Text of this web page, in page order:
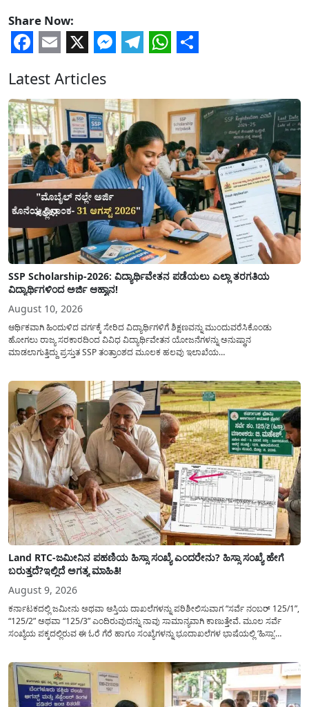
Share Now:
Latest Articles
SSP Scholarship-2026: ವಿದ್ಯಾರ್ಥಿವೇತನ ಪಡೆಯಲು ಎಲ್ಲಾ ತರಗತಿಯ
ವಿದ್ಯಾರ್ಥಿಗಳಿಂದ ಅರ್ಜಿ ಆಹ್ವಾನ!
August 10, 2026
ಆರ್ಥಿಕವಾಗಿ ಹಿಂದುಳಿದ ವರ್ಗಕ್ಕೆ ಸೇರಿದ ವಿದ್ಯಾರ್ಥಿಗಳಿಗೆ ಶಿಕ್ಷಣವನ್ನು ಮುಂದುವರೆಸಿಕೊಂಡು
ಹೋಗಲು ರಾಜ್ಯ ಸರಕಾರದಿಂದ ವಿವಿಧ ವಿದ್ಯಾರ್ಥಿವೇತನ ಯೋಜನೆಗಳನ್ನು ಅನುಷ್ಥಾನ
ಮಾಡಲಾಗುತ್ತಿದ್ದು ಪ್ರಸ್ತುತ SSP ತಂತ್ರಾಂಶದ ಮೂಲಕ ಹಲವು ಇಲಾಖೆಯ
ವಿದ್ಯಾರ್ಥಿವೇತನವನ್ನು(Scholarship Application) ಪಡೆಯಲು ವಿದ್ಯಾರ್ಥಿಗಳಿಗೆ ಅರ್ಜಿ ಸಲ್ಲಿಸಲು
ಸರಳ...
Land RTC-ಜಮೀನಿನ ಪಹಣಿಯ ಹಿಸ್ಸಾ ಸಂಖ್ಯೆ ಎಂದರೇನು? ಹಿಸ್ಸಾ ಸಂಖ್ಯೆ ಹೇಗೆ
ಬರುತ್ತದೆ?ಇಲ್ಲಿದೆ ಅಗತ್ಯ ಮಾಹಿತಿ!
August 9, 2026
ಕರ್ನಾಟಕದಲ್ಲಿ ಜಮೀನು ಅಥವಾ ಆಸ್ತಿಯ ದಾಖಲೆಗಳನ್ನು ಪರಿಶೀಲಿಸುವಾಗ “ಸರ್ವೆ ನಂಬರ್ 125/1”,
“125/2” ಅಥವಾ “125/3” ಎಂದಿರುವುದನ್ನು ನಾವು ಸಾಮಾನ್ಯ​ವಾಗಿ ಕಾಣುತ್ತೇವೆ. ಮೂಲ ಸರ್ವೆ
ಸಂಖ್ಯೆಯ ಪಕ್ಕದಲ್ಲಿರುವ ಈ ಓರೆ ಗೆರೆ ಹಾಗೂ ಸಂಖ್ಯೆಗಳನ್ನು ಭೂದಾಖಲೆಗಳ ಭಾಷೆಯಲ್ಲಿ ‘ಹಿಸ್ಸಾ’